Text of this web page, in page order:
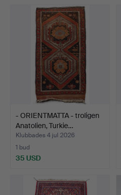
- ORIENTMATTA - troligen
Anatolien, Turkie…
Klubbades 4 jul 2026
1 bud
35 USD